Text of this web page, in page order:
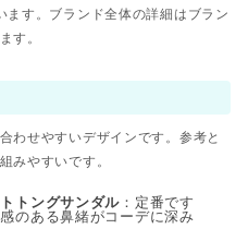
す。ブランド全体の詳細はブラン
す。
わせやすいデザインです。参考と
みやすいです。
トングサンダル ：定番です
のある鼻緒がコーデに深み